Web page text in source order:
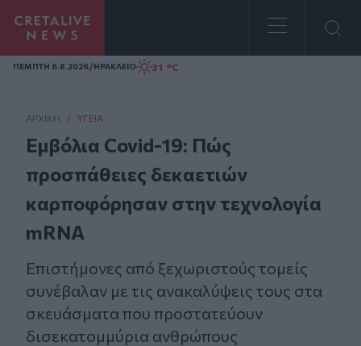
Homepage
ΠΕΜΠΤΗ 6.8.2026/ΗΡΑΚΛΕΙΟ 31 °C
ΑΡΧΙΚΗ / ΥΓΕΊΑ
Εμβόλια Covid-19: Πώς
προσπάθειες δεκαετιών
καρποφόρησαν στην τεχνολογία
mRNA
Επιστήμονες από ξεχωριστούς τομείς
συνέβαλαν με τις ανακαλύψεις τους στα
σκευάσματα που προστατεύουν
δισεκατομμύρια ανθρώπους